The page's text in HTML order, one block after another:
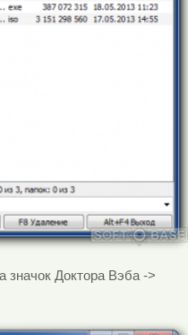
значок Доктора Вэба ->